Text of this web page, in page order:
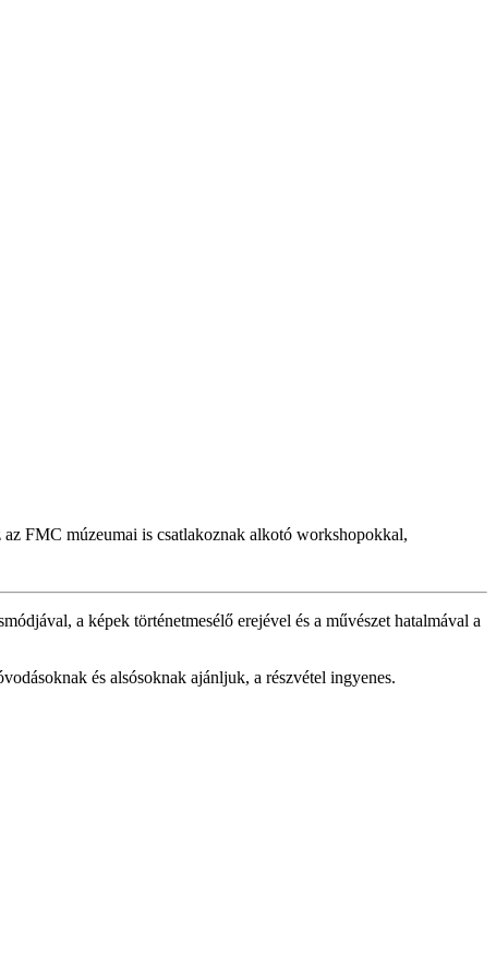
FMC múzeumai is csatlakoznak alkotó workshopokkal,
a képek történetmesélő erejével és a művészet hatalmával a
és alsósoknak ajánljuk, a részvétel ingyenes.